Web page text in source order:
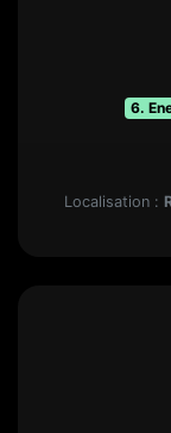
6.
Localisation :